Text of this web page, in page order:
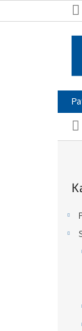
na